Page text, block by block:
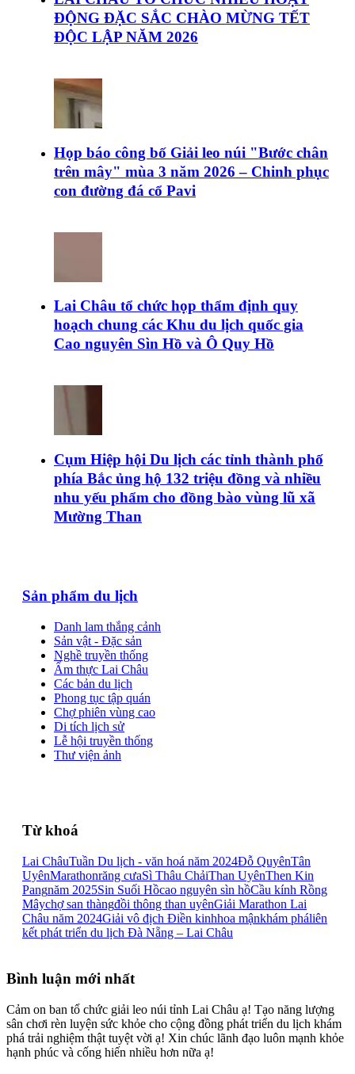
ĐỘNG ĐẶC SẮC CHÀO MỪNG TẾT
ĐỘC LẬP NĂM 2026
Họp báo công bố Giải leo núi "Bước chân
trên mây" mùa 3 năm 2026 – Chinh phục
con đường đá cổ Pavi
Lai Châu tổ chức họp thẩm định quy
hoạch chung các Khu du lịch quốc gia
Cao nguyên Sìn Hồ và Ô Quy Hồ
Cụm Hiệp hội Du lịch các tỉnh thành phố
phía Bắc ủng hộ 132 triệu đồng và nhiều
nhu yếu phẩm cho đồng bào vùng lũ xã
Mường Than
Sản phẩm du lịch
Danh lam thắng cảnh
Sản vật - Đặc sản
Nghề truyền thống
Ẩm thực Lai Châu
Các bản du lịch
Phong tục tập quán
Chợ phiên vùng cao
Di tích lịch sử
Lễ hội truyền thống
Thư viện ảnh
Từ khoá
Lai ChâuTuần Du lịch - văn hoá năm 2024Đỗ QuyênTân
UyênMarathonrăng cưaSì Thâu ChảiThan UyênThen Kin
Pangnăm 2025Sin Suối Hồcao nguyên sìn hồCầu kính Rồng
Mâychợ san thàngđồi thông than uyênGiải Marathon Lai
Châu năm 2024Giải vô địch Điền kinhhoa mậnkhám pháliên
kết phát triển du lịch Đà Nẵng – Lai Châu
Bình luận mới nhất
Cảm on ban tổ chức giải leo núi tỉnh Lai Châu ạ! Tạo năng lượng
sân chơi rèn luyện sức khỏe cho cộng đồng phát triển du lịch khám
phá trải nghiệm thật tuyệt vời ạ! Xin chúc lãnh đạo luôn mạnh khỏe
hạnh phúc và cống hiến nhiều hơn nữa ạ!